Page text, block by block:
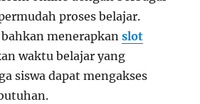
proses belajar.
bahkan menerapkanslot
waktu belajar yang
siswa dapat mengakses